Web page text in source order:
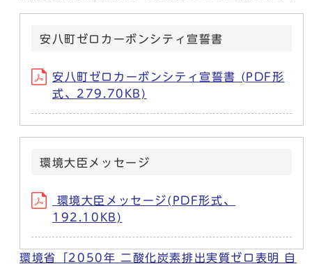
安八町ゼロカーボンシティ宣誓書
安八町ゼロカーボンシティ宣誓書 (PDF形
式、279.70KB)
環境大臣メッセージ
環境大臣メッセージ(PDF形式、
192.10KB)
環境省「2050年 二酸化炭素排出実質ゼロ表明 自